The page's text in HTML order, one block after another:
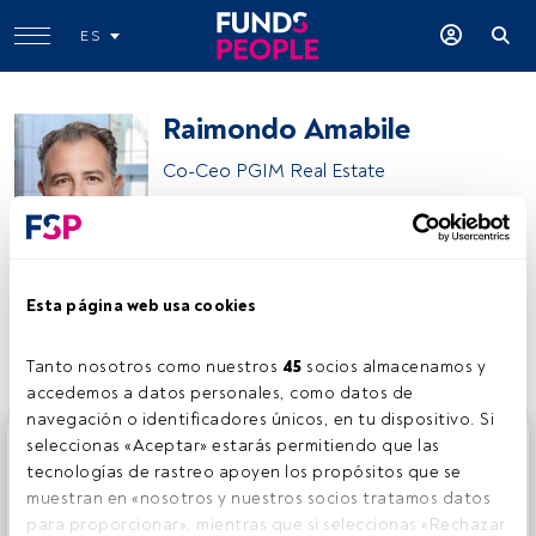
Esta página web usa cookies
Tanto nosotros como nuestros 45 socios almacenamos y
accedemos a datos personales, como datos de
navegación o identificadores únicos, en tu dispositivo. Si
seleccionas «Aceptar» estarás permitiendo que las
tecnologías de rastreo apoyen los propósitos que se
muestran en «nosotros y nuestros socios tratamos datos
para proporcionar», mientras que si seleccionas «Rechazar
ES
Raimondo Amabile
Co-Ceo PGIM Real Estate
Compartir:
Este es un artículo exclusivo para los usuarios registrados
de FundsPeople. Si ya estás registrado, accede desde el
botón Login. Si aún no tienes cuenta, te invitamos a
registrarte y disfrutar de todo el universo que ofrece